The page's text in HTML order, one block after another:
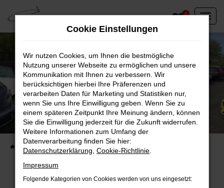
Zum
Hauptinhalt
springen
0
Unser Fahrzeugbestand vor Ort
Entdecken Sie unsere sofort verfügbaren
Fahrzeugangebote
Cookie Einstellungen
Wir nutzen Cookies, um Ihnen die bestmögliche
Nutzung unserer Webseite zu ermöglichen und unsere
Kommunikation mit Ihnen zu verbessern. Wir
berücksichtigen hierbei Ihre Präferenzen und
verarbeiten Daten für Marketing und Statistiken nur,
wenn Sie uns Ihre Einwilligung geben. Wenn Sie zu
einem späteren Zeitpunkt Ihre Meinung ändern, können
Sie die Einwilligung jederzeit für die Zukunft widerrufen.
Weitere Informationen zum Umfang der
Datenverarbeitung finden Sie hier:
Datenschutzerklärung Cookie-Richtlinie
Impressum
Folgende Kategorien von Cookies werden von uns eingesetzt: